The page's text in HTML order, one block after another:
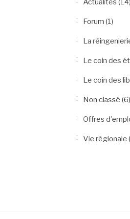
Actualités (14)
Forum (1)
La
Le coin des
Le coin des
Non classé (6)
Offres
Vie régionale